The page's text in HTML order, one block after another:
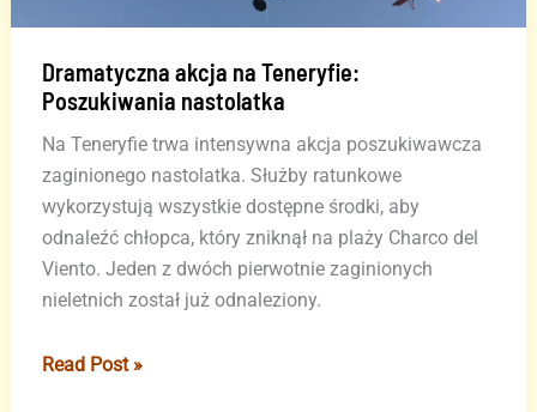
Dramatyczna akcja na Teneryfie:
Poszukiwania nastolatka
Na Teneryfie trwa intensywna akcja poszukiwawcza
zaginionego nastolatka. Służby ratunkowe
wykorzystują wszystkie dostępne środki, aby
odnaleźć chłopca, który zniknął na plaży Charco del
Viento. Jeden z dwóch pierwotnie zaginionych
nieletnich został już odnaleziony.
Dramatyczna
Read Post »